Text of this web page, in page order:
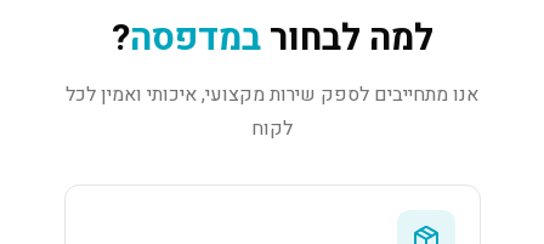
למה לבחורבמדפסה?
אנו מתחייבים לספק שירות מקצועי, איכותי ואמין לכל
לקוח